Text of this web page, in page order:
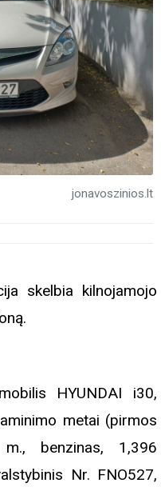
jonavoszinios.lt
skelbia kilnojamojo
HYUNDAI i30,
metai (pirmos
benzinas, 1,396
Nr. FNO527,